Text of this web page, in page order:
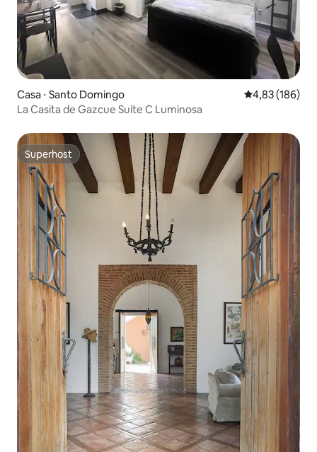
Casa ⋅ Santo Domingo 4,83 de uma
4,83 (186)
La Casita de Gazcue Suíte C Luminosa
Superhost
Superhost